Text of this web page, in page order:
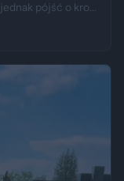
pójść o krok
i odkrył, że